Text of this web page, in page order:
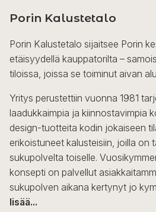
Porin Kalustetalo
Porin Kalustetalo sijaitsee Porin
etäisyydellä kauppatorilta –
tiloissa, joissa se toiminut aivan
Yritys perustettiin vuonna 1981
laadukkaimpia ja kiinnostavimpia
design-tuotteita kodin jokaiseen
erikoistuneet kalusteisiin, joilla on
sukupolvelta toiselle.
konsepti on palvellut
sukupolven aikana kertynyt jo
lisää...